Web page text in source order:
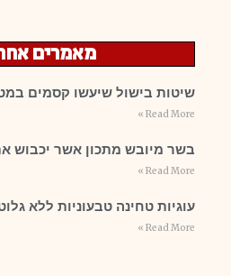
מאמרים
שיטות בישול שיעשו קסמים
Read More »
בשר מיובש מתכון אשר יכבוש
Read More »
עוגיות טחינה טבעוניות ללא
Read More »